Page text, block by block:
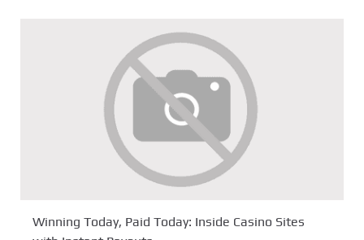
Winning Today, Paid Today: Inside Casino Sites